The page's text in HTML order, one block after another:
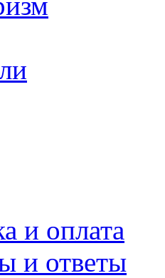
и оплата
и ответы